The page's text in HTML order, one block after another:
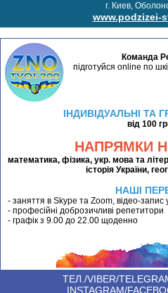
г. Киев,
www.podzizei-
Команда
підготуйся online по
ІНДИВІДУАЛЬНІ ТА
від 100
НАПРЯМКИ
математика, фізика, укр. мова та
історія України,
НАШІ
- заняття в Skype та Zoom, відео-запис
- професійні доброзичливі репетитори
- графік з 9.00 до 22.00 щоденно
ТЕЛ./VIBER/
INSTAGRAM/